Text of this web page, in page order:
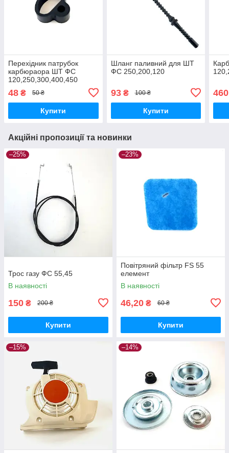
Перехідник патрубок
карбюраора ШТ ФС
120,250,300,400,450
48 ₴ 50 ₴
Купити
Шланг паливний для ШТ
ФС 250,200,120
93₴ 100 ₴
Купити
460
Акційні пропозиції та новинки
–25%
Трос газу ФС 55,45
В наявності
150 ₴ 200 ₴
Купити
–23%
Повітряний фільтр FS 55
елемент
В наявності
46,20 ₴ 60 ₴
Купити
–15% –14%